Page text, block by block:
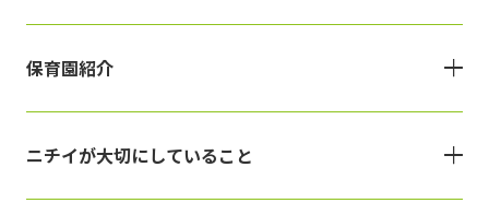
保育園紹介
ニチイが大切にしていること